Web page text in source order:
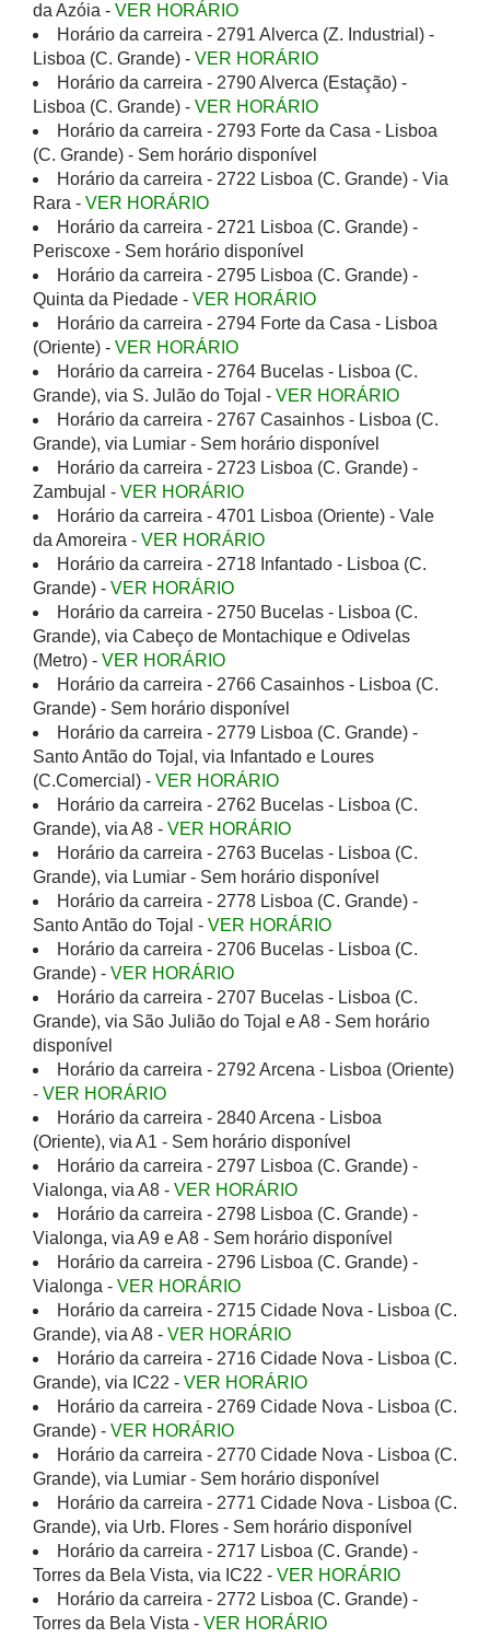
da Azóia - VER HORÁRIO
Horário da carreira - 2791 Alverca (Z. Industrial) -
Lisboa (C. Grande) - VER HORÁRIO
Horário da carreira - 2790 Alverca (Estação) -
Lisboa (C. Grande) - VER HORÁRIO
Horário da carreira - 2793 Forte da Casa - Lisboa
(C. Grande) - Sem horário disponível
Horário da carreira - 2722 Lisboa (C. Grande) - Via
Rara - VER HORÁRIO
Horário da carreira - 2721 Lisboa (C. Grande) -
Periscoxe - Sem horário disponível
Horário da carreira - 2795 Lisboa (C. Grande) -
Quinta da Piedade - VER HORÁRIO
Horário da carreira - 2794 Forte da Casa - Lisboa
(Oriente) - VER HORÁRIO
Horário da carreira - 2764 Bucelas - Lisboa (C.
Grande), via S. Julão do Tojal - VER HORÁRIO
Horário da carreira - 2767 Casainhos - Lisboa (C.
Grande), via Lumiar - Sem horário disponível
Horário da carreira - 2723 Lisboa (C. Grande) -
Zambujal - VER HORÁRIO
Horário da carreira - 4701 Lisboa (Oriente) - Vale
da Amoreira - VER HORÁRIO
Horário da carreira - 2718 Infantado - Lisboa (C.
Grande) - VER HORÁRIO
Horário da carreira - 2750 Bucelas - Lisboa (C.
Grande), via Cabeço de Montachique e Odivelas
(Metro) - VER HORÁRIO
Horário da carreira - 2766 Casainhos - Lisboa (C.
Grande) - Sem horário disponível
Horário da carreira - 2779 Lisboa (C. Grande) -
Santo Antão do Tojal, via Infantado e Loures
(C.Comercial) - VER HORÁRIO
Horário da carreira - 2762 Bucelas - Lisboa (C.
Grande), via A8 - VER HORÁRIO
Horário da carreira - 2763 Bucelas - Lisboa (C.
Grande), via Lumiar - Sem horário disponível
Horário da carreira - 2778 Lisboa (C. Grande) -
Santo Antão do Tojal - VER HORÁRIO
Horário da carreira - 2706 Bucelas - Lisboa (C.
Grande) - VER HORÁRIO
Horário da carreira - 2707 Bucelas - Lisboa (C.
Grande), via São Julião do Tojal e A8 - Sem horário
disponível
Horário da carreira - 2792 Arcena - Lisboa (Oriente)
- VER HORÁRIO
Horário da carreira - 2840 Arcena - Lisboa
(Oriente), via A1 - Sem horário disponível
Horário da carreira - 2797 Lisboa (C. Grande) -
Vialonga, via A8 - VER HORÁRIO
Horário da carreira - 2798 Lisboa (C. Grande) -
Vialonga, via A9 e A8 - Sem horário disponível
Horário da carreira - 2796 Lisboa (C. Grande) -
Vialonga - VER HORÁRIO
Horário da carreira - 2715 Cidade Nova - Lisboa (C.
Grande), via A8 - VER HORÁRIO
Horário da carreira - 2716 Cidade Nova - Lisboa (C.
Grande), via IC22 - VER HORÁRIO
Horário da carreira - 2769 Cidade Nova - Lisboa (C.
Grande) - VER HORÁRIO
Horário da carreira - 2770 Cidade Nova - Lisboa (C.
Grande), via Lumiar - Sem horário disponível
Horário da carreira - 2771 Cidade Nova - Lisboa (C.
Grande), via Urb. Flores - Sem horário disponível
Horário da carreira - 2717 Lisboa (C. Grande) -
Torres da Bela Vista, via IC22 - VER HORÁRIO
Horário da carreira - 2772 Lisboa (C. Grande) -
Torres da Bela Vista - VER HORÁRIO